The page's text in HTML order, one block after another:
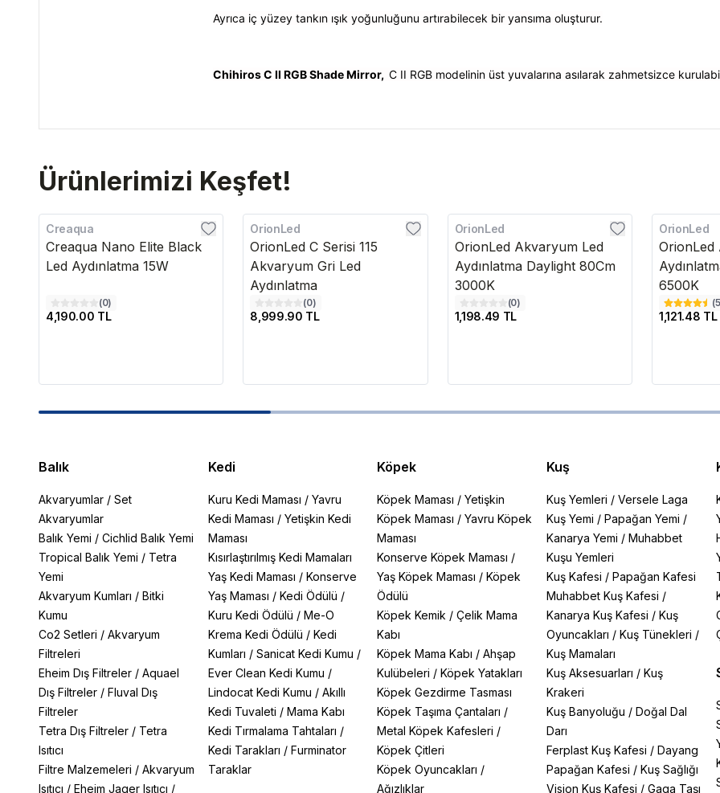
Ayrıca iç yüzey tankın ışık yoğunluğunu artırabilecek bir yansıma oluşturur.
Chihiros C II RGB Shade Mirror, C II RGB modelinin üst yuvalarına asılarak zahmetsizce
Ürünlerimizi Keşfet!
Creaqua
Creaqua Nano Elite Black
Led Aydınlatma 15W
(0)
4,190.00 TL
OrionLed
OrionLed C Serisi 115
Akvaryum Gri Led
Aydınlatma
(0)
8,999.90 TL
OrionLed
OrionLed Akvaryum Led
Aydınlatma Daylight 80Cm
3000K
(0)
1,198.49 TL
OrionLed
OrionLed
6500K
(5
1,121.48 TL
Balık
Akvaryumlar / Set
Akvaryumlar
Balık Yemi / Cichlid Balık Yemi
Tropical Balık Yemi / Tetra
Yemi
Akvaryum Kumları / Bitki
Kumu
Co2 Setleri / Akvaryum
Filtreleri
Eheim Dış Filtreler / Aquael
Dış Filtreler / Fluval Dış
Filtreler
Tetra Dış Filtreler / Tetra
Isıtıcı
Filtre Malzemeleri / Akvaryum
Isıtıcı / Eheim Jager Isıtıcı /
Kedi
Kuru Kedi Maması / Yavru
Kedi Maması / Yetişkin Kedi
Maması
Kısırlaştırılmış Kedi Mamaları
Yaş Kedi Maması / Konserve
Yaş Maması / Kedi Ödülü /
Kuru Kedi Ödülü / Me-O
Krema Kedi Ödülü / Kedi
Kumları / Sanicat Kedi Kumu /
Ever Clean Kedi Kumu /
Lindocat Kedi Kumu / Akıllı
Kedi Tuvaleti / Mama Kabı
Kedi Tırmalama Tahtaları /
Kedi Tarakları / Furminator
Taraklar
Köpek
Köpek Maması /Yetişkin
Köpek Maması /Yavru Köpek
Maması
Konserve Köpek Maması /
Yaş Köpek Maması /Köpek
Ödülü
Köpek Kemik /Çelik Mama
Kabı
Köpek Mama Kabı /Ahşap
Kulübeleri /Köpek Yatakları
Köpek Gezdirme Tasması
Köpek Taşıma Çantaları /
Metal Köpek Kafesleri /
Köpek Çitleri
Köpek Oyuncakları /
Ağızlıklar
Kuş
Kuş Yemleri / Versele Laga
Kuş Yemi / Papağan Yemi /
Kanarya Yemi / Muhabbet
Kuşu Yemleri
Kuş Kafesi / Papağan Kafesi
Muhabbet Kuş Kafesi /
Kanarya Kuş Kafesi / Kuş
Oyuncakları / Kuş Tünekleri /
Kuş Mamaları
Kuş Aksesuarları / Kuş
Krakeri
Kuş Banyoluğu / Doğal Dal
Darı
Ferplast Kuş Kafesi / Dayang
Papağan Kafesi / Kuş Sağlığı
Vision Kuş Kafesi / Gaga Taşı